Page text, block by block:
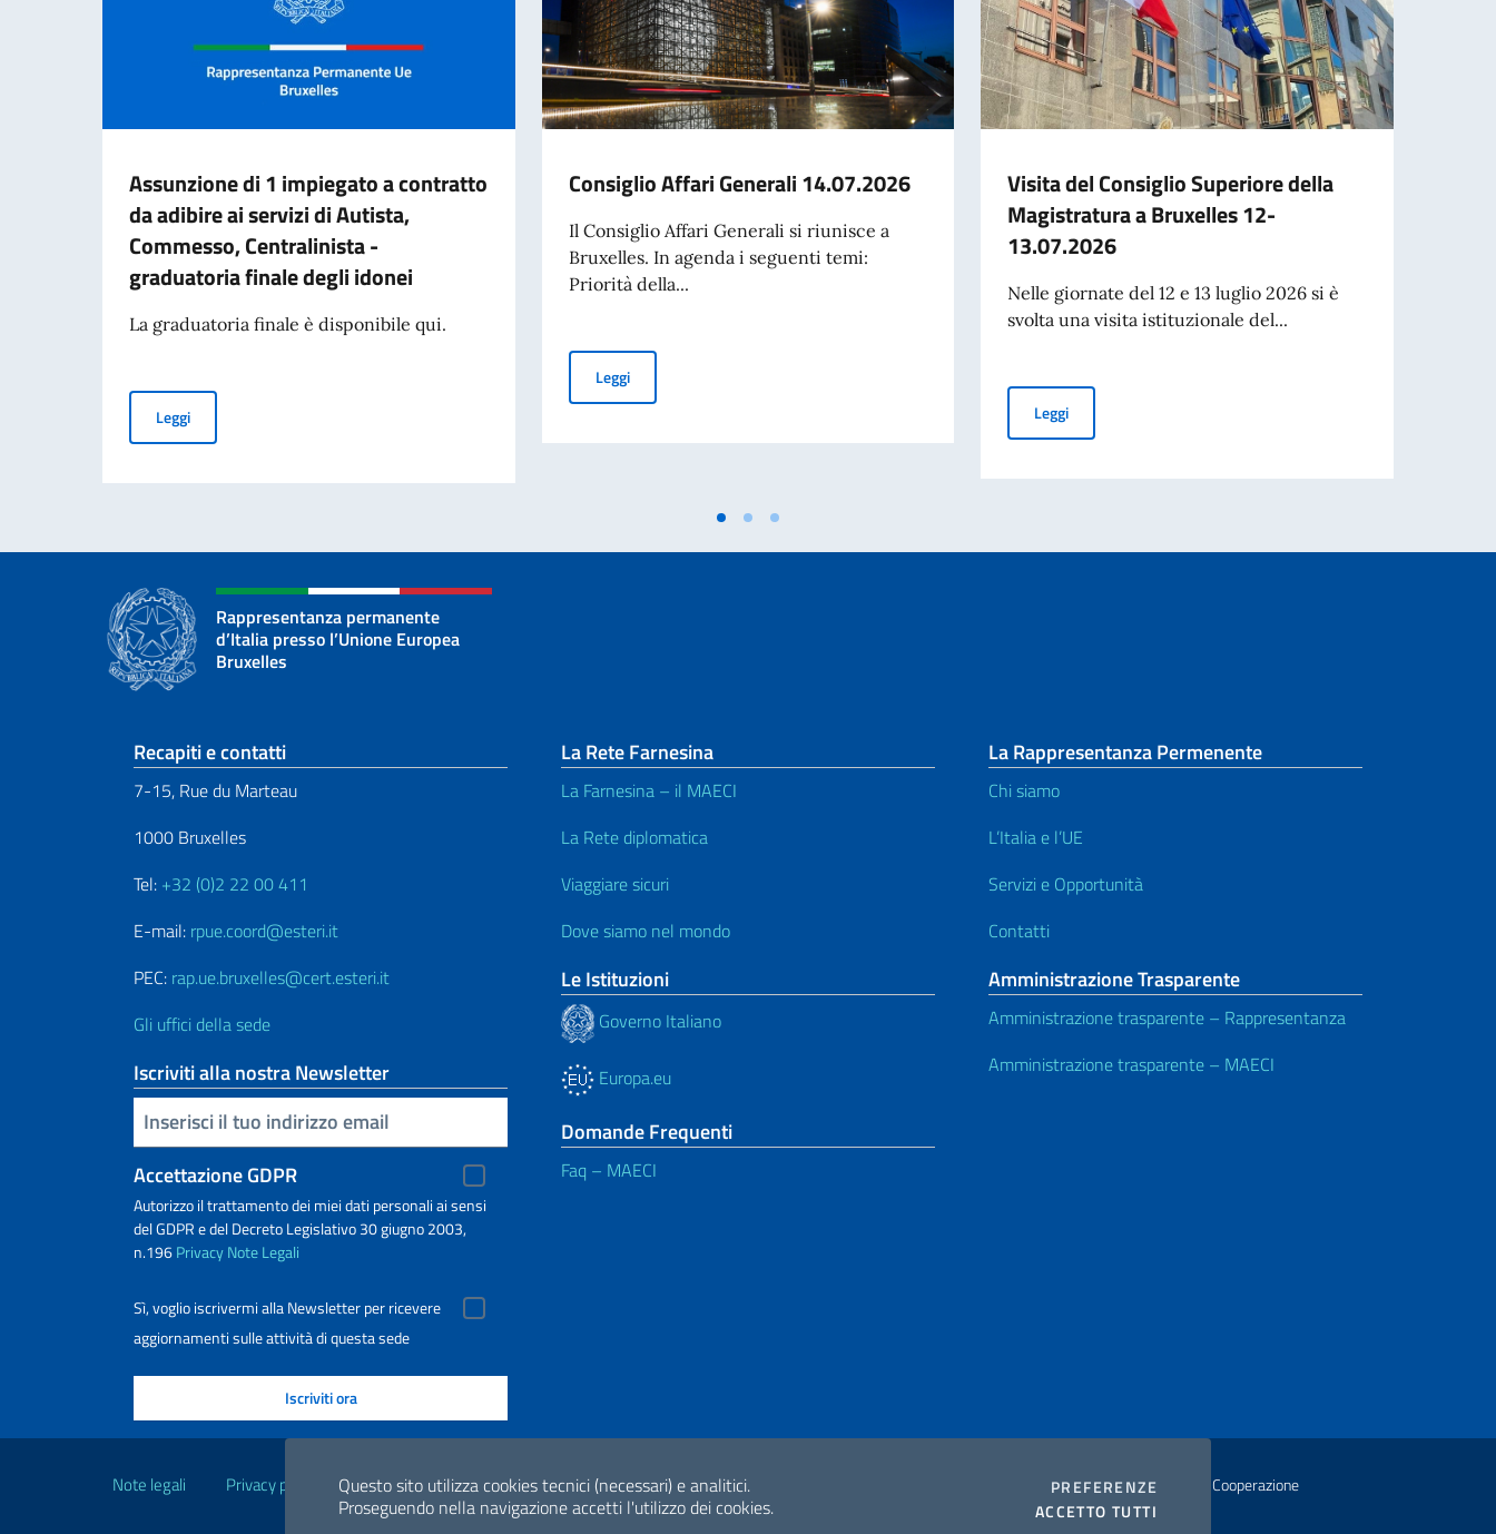
Questo sito utilizza cookies tecnici (necessari) e analitici.
Proseguendo nella navigazione accetti l'utilizzo dei cookies.
PREFERENZE COOKIES
ACCETTO TUTTI
Assunzione di 1 impiegato a contratto
da adibire ai servizi di Autista,
Commesso, Centralinista -
graduatoria finale degli idonei
La graduatoria finale è disponibile qui.
LeggiAssunzione di 1 impiegato a contratto da adibire ai servizi di Autista, Commesso, Centralinista - graduatoria finale degli idonei
Consiglio Affari Generali 14.07.2026
Il Consiglio Affari Generali si riunisce a
Bruxelles. In agenda i seguenti temi:
Priorità della...
LeggiConsiglio Affari Generali 14.07.2026
Visita del Consiglio Superiore della
Magistratura a Bruxelles 12-
13.07.2026
Nelle giornate del 12 e 13 luglio 2026 si è
svolta una visita istituzionale del...
LeggiVisita del Consiglio Superiore della Magistratura a Bruxelles
Rappresentanza permanente
d’Italia presso l’Unione Europea
Bruxelles
Sezione footer
Recapiti e contatti
7-15, Rue du Marteau
1000 Bruxelles
Tel: +32 (0)2 22 00 411
E-mail: rpue.coord@esteri.it
PEC: rap.ue.bruxelles@cert.esteri.it
Gli uffici della sede
Iscriviti alla nostra Newsletter
Inserisci la tua email
Accettazione GDPR
Autorizzo il trattamento dei miei dati personali ai sensi
del GDPR e del Decreto Legislativo 30 giugno 2003,
n.196PrivacyNote Legali
Sì, voglio iscrivermi alla Newsletter per ricevere
aggiornamenti sulle attività di questa sede
La Rete Farnesina
La Farnesina – il MAECI
La Rete diplomatica
Viaggiare sicuri
Dove siamo nel mondo
Le Istituzioni
Governo Italiano
Europa.eu
Domande Frequenti
Faq – MAECI
La Rappresentanza Permenente
Chi siamo
L’Italia e l’UE
Servizi e Opportunità
Contatti
Amministrazione Trasparente
Amministrazione trasparente – Rappresentanza
Amministrazione trasparente – MAECI
Note legali Privacy policy Dichiarazione di accessibilità
2026 Copyright Ministero degli Affari Esteri e della Cooperazione